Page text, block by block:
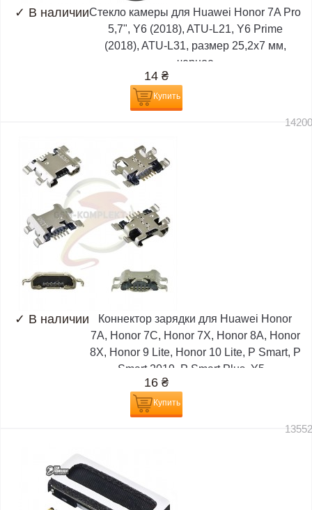
✓ В наличииСтекло камеры для Huawei Honor 7A Pro
5,7", Y6 (2018), ATU-L21, Y6 Prime
(2018), ATU-L31, размер 25,2x7 мм,
черное
14 ₴
Купить
✓ В наличии
Коннектор зарядки для Huawei Honor
7A, Honor 7C, Honor 7X, Honor 8A, Honor
8X, Honor 9 Lite, Honor 10 Lite, P Smart, P
Smart 2019, P Smart Plus, Y5...
16 ₴
Купить